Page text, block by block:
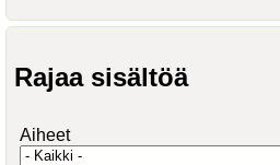
Rajaa sisältöä
Aiheet